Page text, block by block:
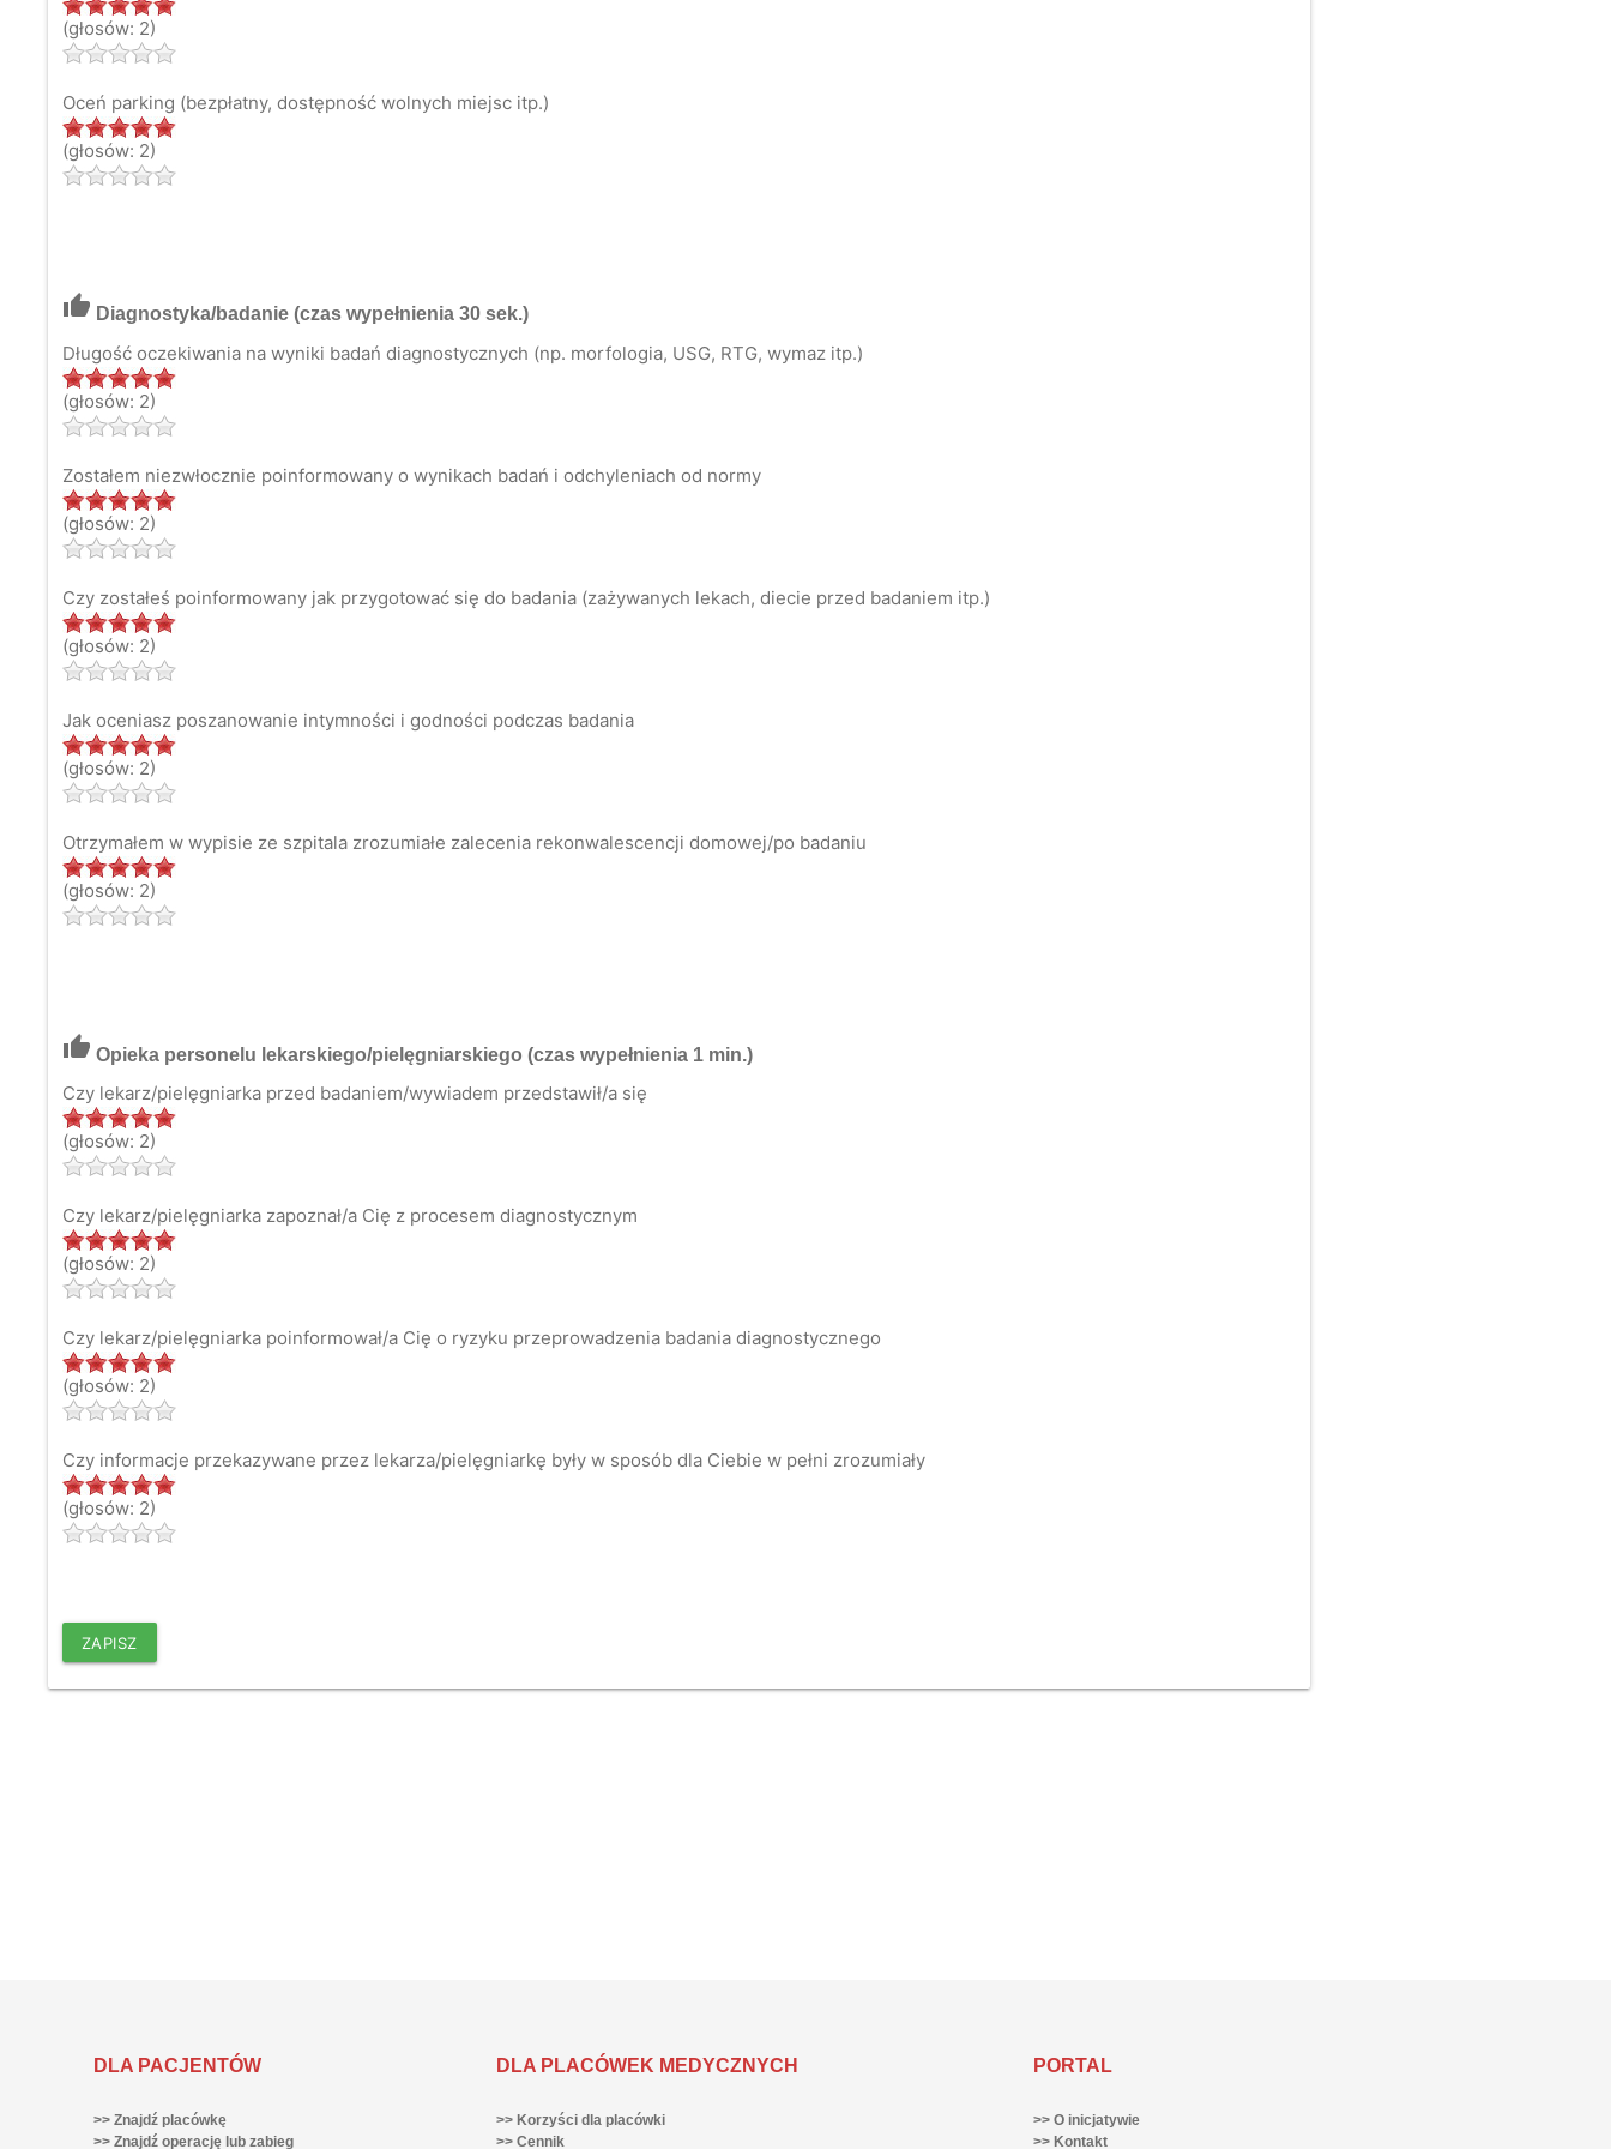
(głosów: 2)
Oceń parking (bezpłatny, dostępność wolnych miejsc itp.)
(głosów: 2)
thumb_up Diagnostyka/badanie (czas wypełnienia 30 sek.)
Długość oczekiwania na wyniki badań diagnostycznych (np. morfologia, USG, RTG, wymaz itp.)
(głosów: 2)
Zostałem niezwłocznie poinformowany o wynikach badań i odchyleniach od normy
(głosów: 2)
Czy zostałeś poinformowany jak przygotować się do badania (zażywanych lekach, diecie przed badaniem itp.)
(głosów: 2)
Jak oceniasz poszanowanie intymności i godności podczas badania
(głosów: 2)
Otrzymałem w wypisie ze szpitala zrozumiałe zalecenia rekonwalescencji domowej/po badaniu
(głosów: 2)
thumb_up Opieka personelu lekarskiego/pielęgniarskiego (czas wypełnienia 1 min.)
Czy lekarz/pielęgniarka przed badaniem/wywiadem przedstawił/a się
(głosów: 2)
Czy lekarz/pielęgniarka zapoznał/a Cię z procesem diagnostycznym
(głosów: 2)
Czy lekarz/pielęgniarka poinformował/a Cię o ryzyku przeprowadzenia badania diagnostycznego
(głosów: 2)
Czy informacje przekazywane przez lekarza/pielęgniarkę były w sposób dla Ciebie w pełni zrozumiały
(głosów: 2)
ZAPISZ
DLA PACJENTÓW
>> Znajdź placówkę
>> Znajdź operację lub zabieg
DLA PLACÓWEK MEDYCZNYCH
>> Korzyści dla placówki
>> Cennik
PORTAL
>> O inicjatywie
>> Kontakt